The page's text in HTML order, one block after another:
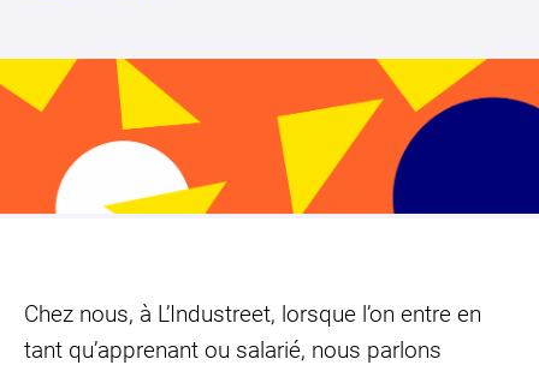
Chez nous, à L’Industreet, lorsque l’on entre en
tant qu’apprenant ou salarié, nous parlons